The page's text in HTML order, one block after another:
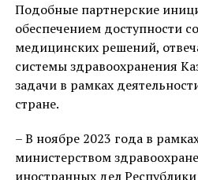
Подобные партнерские
обеспечением доступности
медицинских решений,
системы здравоохранения
задачи в рамках
стране.
– В ноябре 2023 года в
министерством
иностранных дел